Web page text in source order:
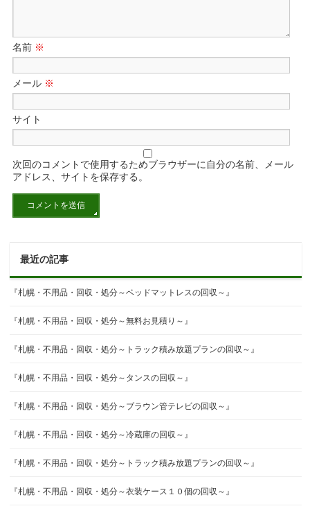
名前 ※
メール ※
サイト
次回のコメントで使用するためブラウザーに自分の名前、メール
アドレス、サイトを保存する。
最近の記事
『札幌・不用品・回収・処分～ベッドマットレスの回収～』
『札幌・不用品・回収・処分～無料お見積り～』
『札幌・不用品・回収・処分～トラック積み放題プランの回収～』
『札幌・不用品・回収・処分～タンスの回収～』
『札幌・不用品・回収・処分～ブラウン管テレビの回収～』
『札幌・不用品・回収・処分～冷蔵庫の回収～』
『札幌・不用品・回収・処分～トラック積み放題プランの回収～』
『札幌・不用品・回収・処分～衣装ケース１０個の回収～』